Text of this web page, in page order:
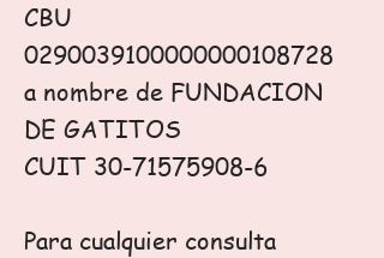
CBU
0290039100000000108728
a nombre de FUNDACION
DE GATITOS
CUIT 30-71575908-6
Para cualquier consulta